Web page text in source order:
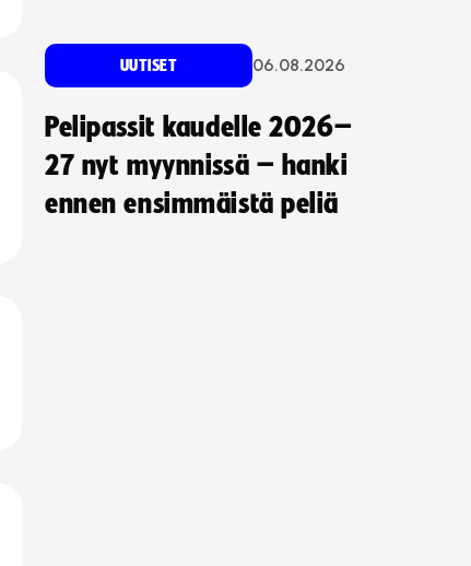
UUTISET 06.08.2026
Pelipassit kaudelle 2026–
27 nyt myynnissä – hanki
ennen ensimmäistä peliä